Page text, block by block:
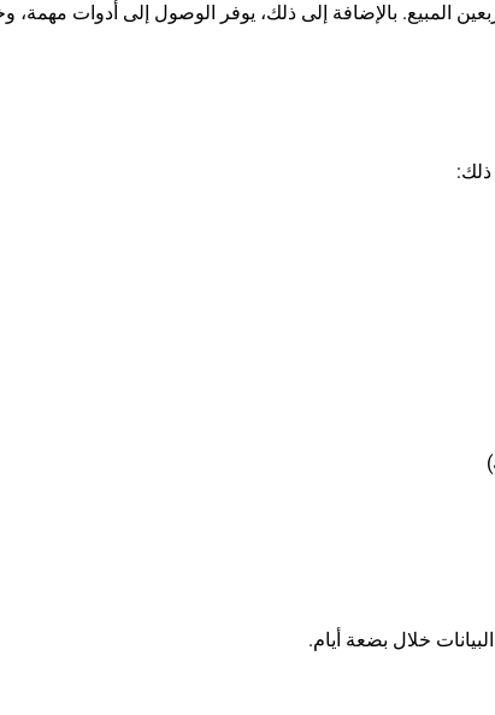
المبيع. بالإضافة إلى ذلك، يوفر الوصول إلى أدوات مهمة،
خلال بضعة أيام.